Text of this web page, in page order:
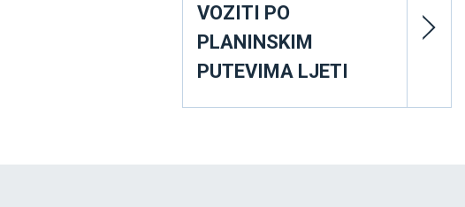
VOZITI PO
PLANINSKIM
PUTEVIMA LJETI